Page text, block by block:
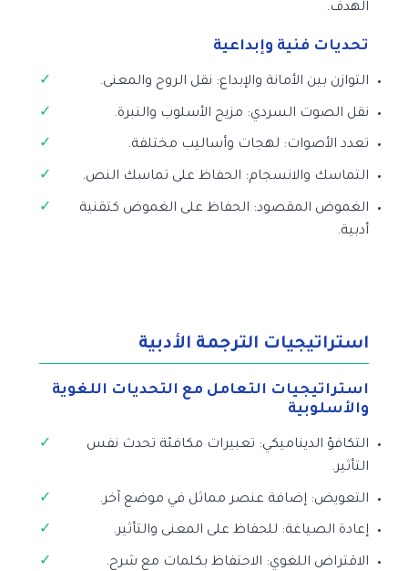
الهدف.
تحديات فنية وإبداعية
التوازن بين الأمانة والإبداع: نقل الروح والمعنى.
نقل الصوت السردي: مزيج الأسلوب والنبرة.
تعدد الأصوات: لهجات وأساليب مختلفة.
التماسك والانسجام: الحفاظ على تماسك النص.
الغموض المقصود: الحفاظ على الغموض كتقنية
أدبية.
استراتيجيات الترجمة الأدبية
استراتيجيات التعامل مع التحديات اللغوية
والأسلوبية
التكافؤ الديناميكي: تعبيرات مكافئة تحدث نفس
التأثير.
التعويض: إضافة عنصر مماثل في موضع آخر.
إعادة الصياغة: للحفاظ على المعنى والتأثير.
الاقتراض اللغوي: الاحتفاظ بكلمات مع شرح.